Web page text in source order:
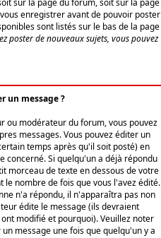
sur la page du forum, soit sur la page
enregistrer avant de pouvoir poster
sont listés sur le bas de la page
poster de nouveaux sujets, vous pouvez
un message ?
ou modérateur du forum, vous pouvez
messages. Vous pouvez éditer un
temps après qu'il soit posté) en
concerné. Si quelqu'un a déjà répondu
morceau de texte en dessous de votre
nombre de fois que vous l'avez édité.
n'a répondu, il n'apparaîtra pas non
édite le message (ils devraient
modifié et pourquoi). Veuillez noter
message une fois que quelqu'un y a